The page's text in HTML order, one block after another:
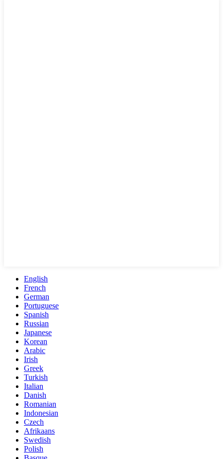
English
French
German
Portuguese
Spanish
Russian
Japanese
Korean
Arabic
Irish
Greek
Turkish
Italian
Danish
Romanian
Indonesian
Czech
Afrikaans
Swedish
Polish